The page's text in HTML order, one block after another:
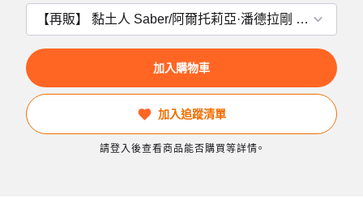
加入購物車
加入追蹤清單
請登入後查看商品能否購買等詳情。